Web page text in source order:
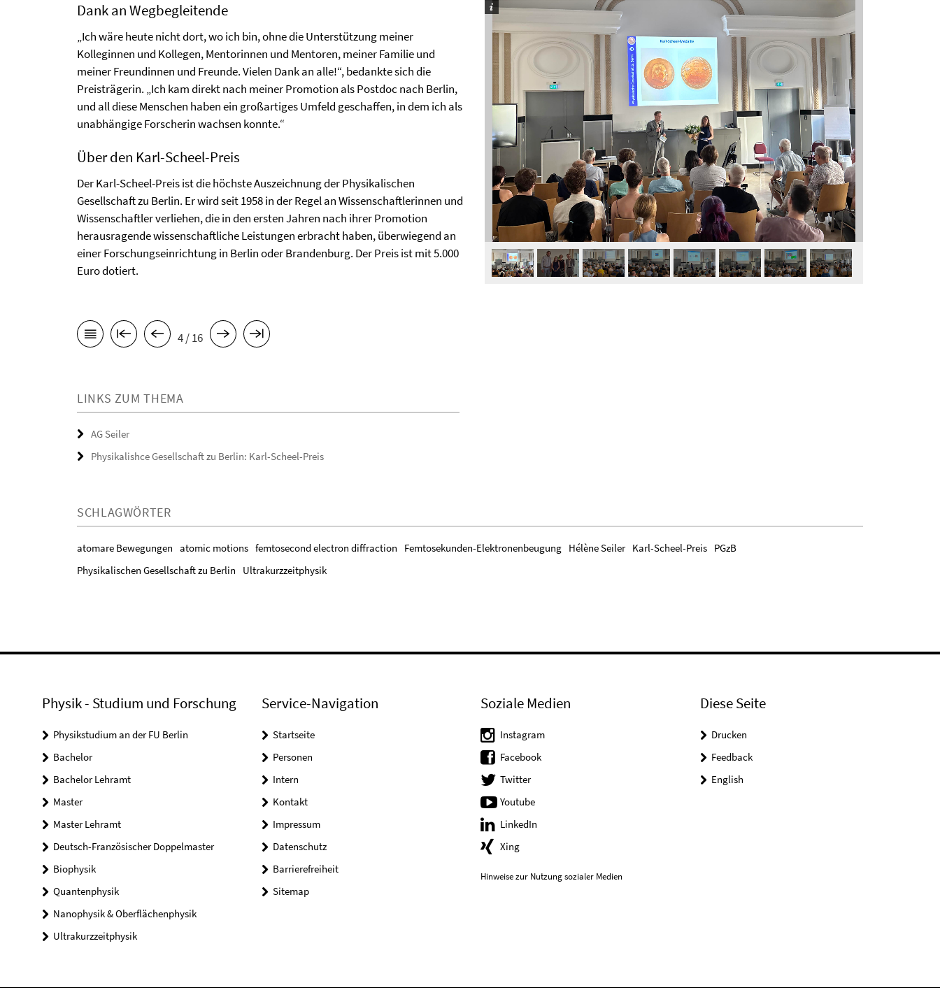
Dank an Wegbegleitende
„Ich wäre heute nicht dort, wo ich bin, ohne die Unterstützung meiner
Kolleginnen und Kollegen, Mentorinnen und Mentoren, meiner Familie und
meiner Freundinnen und Freunde. Vielen Dank an alle!“, bedankte sich die
Preisträgerin. „Ich kam direkt nach meiner Promotion als Postdoc nach Berlin,
und all diese Menschen haben ein großartiges Umfeld geschaffen, in dem ich als
unabhängige Forscherin wachsen konnte.“
Über den Karl-Scheel-Preis
Der Karl-Scheel-Preis ist die höchste Auszeichnung der Physikalischen
Gesellschaft zu Berlin. Er wird seit 1958 in der Regel an Wissenschaftlerinnen und
Wissenschaftler verliehen, die in den ersten Jahren nach ihrer Promotion
herausragende wissenschaftliche Leistungen erbracht haben, überwiegend an
einer Forschungseinrichtung in Berlin oder Brandenburg. Der Preis ist mit 5.000
Euro dotiert.
4 / 16
LINKS ZUM THEMA
AG Seiler
Physikalishce Gesellschaft zu Berlin: Karl-Scheel-Preis
SCHLAGWÖRTER
atomare Bewegungen atomic motions femtosecond electron diffraction Femtosekunden-Elektronenbeugung Hélène Seiler Karl-Scheel-Preis PGzB
Physikalischen Gesellschaft zu Berlin
Ultrakurzzeitphysik
Physik - Studium und Forschung
Physikstudium an der FU Berlin
Bachelor
Bachelor Lehramt
Master
Master Lehramt
Deutsch-Französischer Doppelmaster
Biophysik
Quantenphysik
Nanophysik & Oberflächenphysik
Ultrakurzzeitphysik
Service-Navigation
Startseite
Personen
Intern
Kontakt
Impressum
Datenschutz
Barrierefreiheit
Sitemap
Soziale Medien
Instagram
Facebook
Twitter
Youtube
LinkedIn
Xing
Hinweise zur Nutzung sozialer Medien
Diese Seite
Drucken
Feedback
English